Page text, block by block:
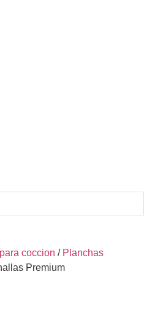
interés en toda
coccion / Planchas
Premium